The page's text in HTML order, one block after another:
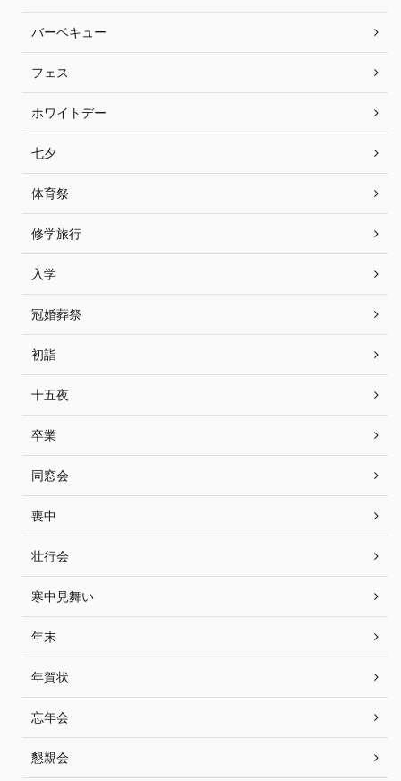
バーベキュー
フェス
ホワイトデー
七夕
体育祭
修学旅行
入学
冠婚葬祭
初詣
十五夜
卒業
同窓会
喪中
壮行会
寒中見舞い
年末
年賀状
忘年会
懇親会